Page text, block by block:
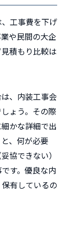
工事費を下げ
や民間の大企
積もり比較は
、内装工事会
ょう。その際
かな詳細で出
、何が必要
協できない）
す。優良な内
有しているの